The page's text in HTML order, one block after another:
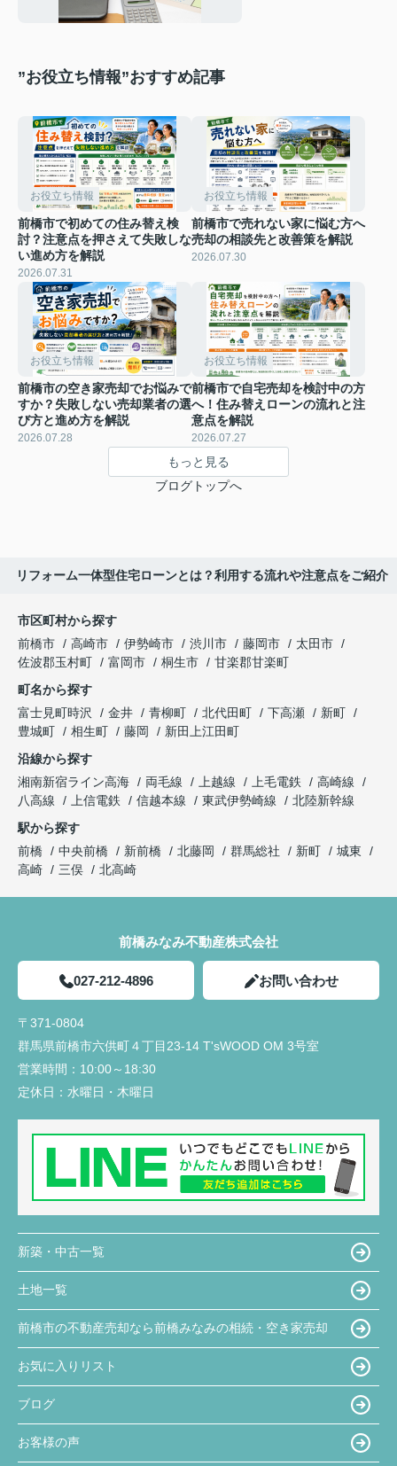
”お役立ち情報”おすすめ記事
お役立ち情報
前橋市で初めての住み替え検
討？注意点を押さえて失敗しな
い進め方を解説
2026.07.31
お役立ち情報
前橋市で売れない家に悩む方へ
売却の相談先と改善策を解説
2026.07.30
お役立ち情報
前橋市の空き家売却でお悩みで
すか？失敗しない売却業者の選
び方と進め方を解説
2026.07.28
お役立ち情報
前橋市で自宅売却を検討中の方
へ！住み替えローンの流れと注
意点を解説
2026.07.27
もっと見る
ブログトップへ
リフォーム一体型住宅ローンとは？利用する流れや注意点をご紹介
市区町村から探す
前橋市
高崎市 伊勢崎市 渋川市 藤岡市
太田市
佐波郡玉村町
富岡市 桐生市
甘楽郡甘楽町
町名から探す
富士見町時沢
金井 青柳町 北代田町 下高瀬
新町
豊城町
相生町 藤岡
新田上江田町
沿線から探す
湘南新宿ライン高海
両毛線 上越線 上毛電鉄
高崎線
八高線
上信電鉄 信越本線 東武伊勢崎線
北陸新幹線
駅から探す
前橋
中央前橋 新前橋 北藤岡 群馬総社 新町
城東
高崎
三俣 北高崎
前橋みなみ不動産株式会社
027-212-4896 お問い合わせ
〒371-0804
群馬県前橋市六供町４丁目23‐14 T'sWOOD OM 3号室
営業時間： 10:00～18:30
定休日： 水曜日・木曜日
新築・中古一覧
土地一覧
前橋市の不動産売却なら前橋みなみの相続・空き家売却
お気に入りリスト
ブログ
お客様の声